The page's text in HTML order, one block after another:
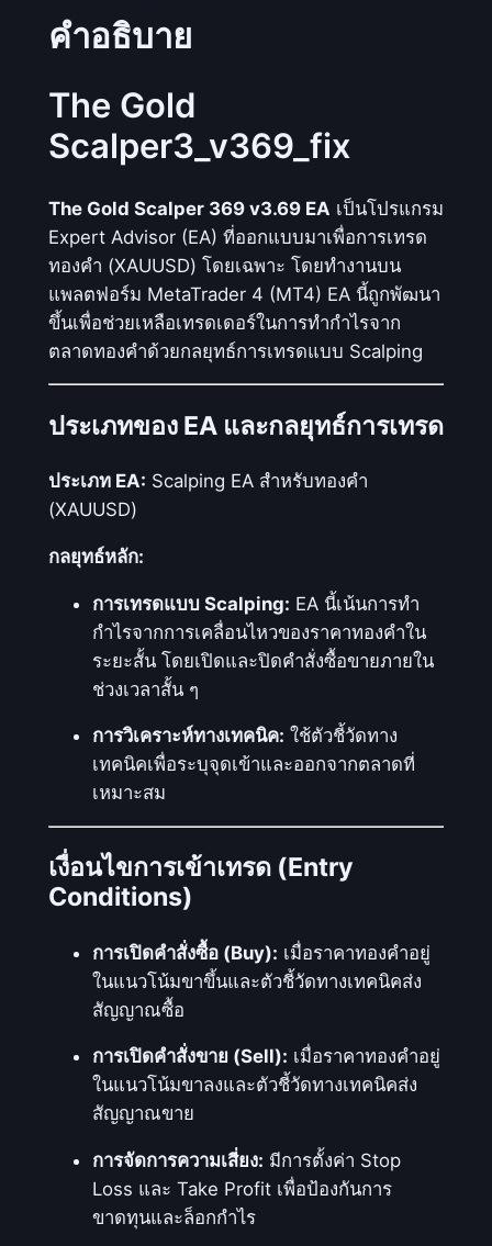
คำอธิบาย
The Gold
Scalper3_v369_fix
The Gold Scalper 369 v3.69 EA เป็นโปรแกรม
Expert Advisor (EA) ที่ออกแบบมาเพื่อการเทรด
ทองคำ (XAUUSD) โดยเฉพาะ โดยทำงานบน
แพลตฟอร์ม MetaTrader 4 (MT4) EA นี้ถูกพัฒนา
ขึ้นเพื่อช่วยเหลือเทรดเดอร์ในการทำกำไรจาก
ตลาดทองคำด้วยกลยุทธ์การเทรดแบบ Scalping
ประเภทของ EA และกลยุทธ์การเทรด
ประเภท EA: Scalping EA สำหรับทองคำ
(XAUUSD)
กลยุทธ์หลัก:
การเทรดแบบ Scalping: EA นี้เน้นการทำ
กำไรจากการเคลื่อนไหวของราคาทองคำใน
ระยะสั้น โดยเปิดและปิดคำสั่งซื้อขายภายใน
ช่วงเวลาสั้น ๆ
การวิเคราะห์ทางเทคนิค: ใช้ตัวชี้วัดทาง
เทคนิคเพื่อระบุจุดเข้าและออกจากตลาดที่
เหมาะสม
เงื่อนไขการเข้าเทรด (Entry
Conditions)
การเปิดคำสั่งซื้อ (Buy): เมื่อราคาทองคำอยู่
ในแนวโน้มขาขึ้นและตัวชี้วัดทางเทคนิคส่ง
สัญญาณซื้อ
การเปิดคำสั่งขาย (Sell): เมื่อราคาทองคำอยู่
ในแนวโน้มขาลงและตัวชี้วัดทางเทคนิคส่ง
สัญญาณขาย
การจัดการความเสี่ยง: มีการตั้งค่า Stop
Loss และ Take Profit เพื่อป้องกันการ
ขาดทุนและล็อกกำไร